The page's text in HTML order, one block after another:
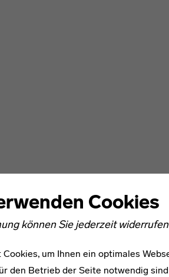
Cookies
können Sie jederzeit
um Ihnen ein optimales
den Betrieb der Seite notwendig